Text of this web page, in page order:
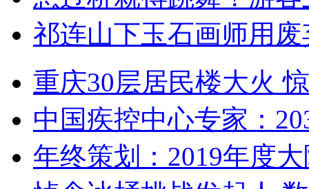
祁连山下玉石画师用
重庆30层居民楼大火
中国疾控中心专家：
年终策划：2019年度